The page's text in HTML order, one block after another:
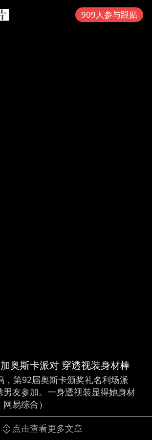
909人参与跟贴
奥斯卡派对 穿透视装身材棒
，第92届奥斯卡颁奖礼名利场派
男友参加。一身透视装显得她身材
易综合）
点击查看更多文章